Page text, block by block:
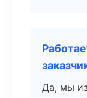
Да, мы